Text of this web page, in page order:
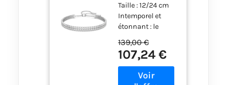
femme,
cristaux
brillants et
chaîne en
métal plaqué
rhodium,
taille M, blanc
Taille : 12/24 cm
Intemporel et
étonnant : le
Swarovski Subtle
pour femme est
composé de
métal rhodié et de
139,00 €
107,24 €